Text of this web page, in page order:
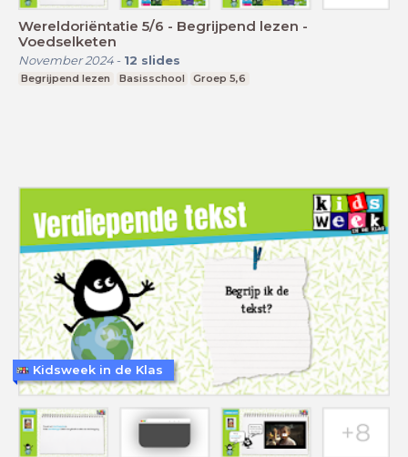
Wereldoriëntatie 5/6 - Begrijpend lezen -
Voedselketen
November 2024- 12 slides
Begrijpend lezen Basisschool Groep 5,6
Kidsweek in de Klas